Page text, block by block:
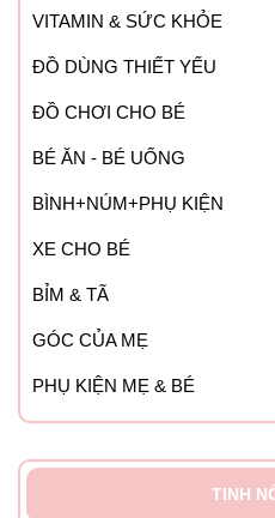
VITAMIN & SỨC KHỎE
ĐỒ DÙNG THIẾT YẾU
ĐỒ CHƠI CHO BÉ
BÉ ĂN - BÉ UỐNG
BÌNH+NÚM+PHỤ KIỆN
XE CHO BÉ
BỈM & TÃ
GÓC CỦA MẸ
PHỤ KIỆN MẸ & BÉ
TINH